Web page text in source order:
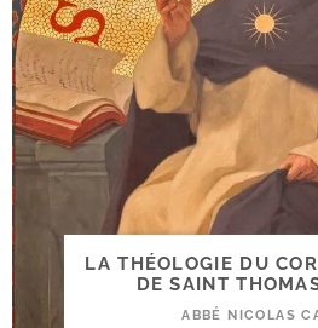
LA THÉOLOGIE DU
DE SAINT
ABBÉ NICOLAS